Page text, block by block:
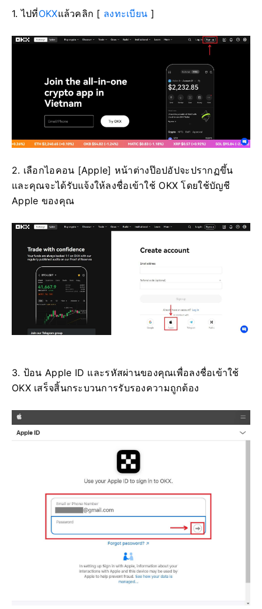
1. ไปที่OKXแล้วคลิก [ ลงทะเบียน ]
2. เลือกไอคอน [Apple] หน้าต่างป๊อปอัปจะปรากฏขึ้น
และคุณจะได้รับแจ้งให้ลงชื่อเข้าใช้ OKX โดยใช้บัญชี
Apple ของคุณ
3. ป้อน Apple ID และรหัสผ่านของคุณเพื่อลงชื่อเข้าใช้
OKX เสร็จสิ้นกระบวนการรับรองความถูกต้อง